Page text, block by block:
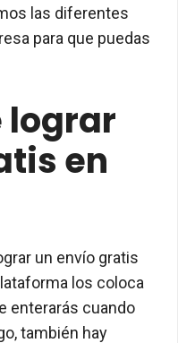
las diferentes
para que puedas
lograr
en
un envío gratis
los coloca
enterarás cuando
también hay